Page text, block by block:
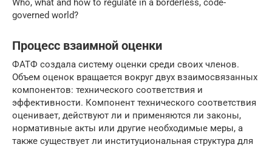
Who, what and how to regulate in a borderless, code-
governed world?
Процесс взаимной оценки
ФАТФ создала систему оценки среди своих членов.
Объем оценок вращается вокруг двух взаимосвязанных
компонентов: технического соответствия и
эффективности. Компонент технического соответствия
оценивает, действуют ли и применяются ли законы,
нормативные акты или другие необходимые меры, а
также существует ли институциональная структура для